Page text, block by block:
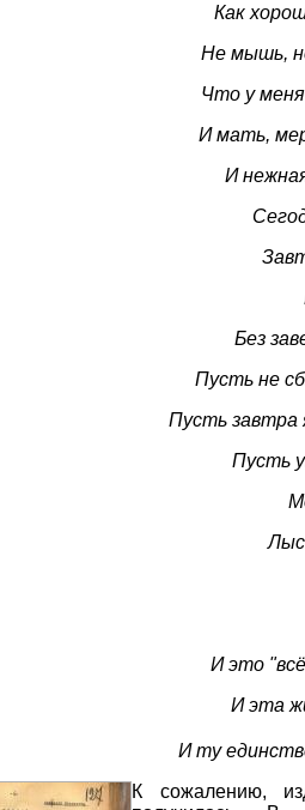
Как
Не мышь,
Что у
И мать,
И
Без
Пусть не
Пусть завтра
Пусть
И это
И эта
И ту
К сожалению,